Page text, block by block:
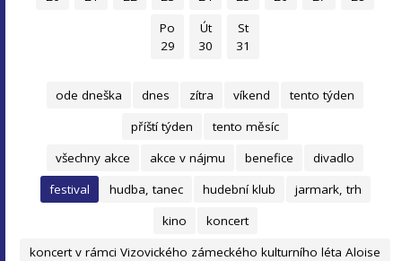
Po
29
Út
30
St
31
ode dneška dnes zítra víkend
tento týden
příští týden
tento měsíc
všechny akce
akce v nájmu benefice
divadlo
festival
hudba, tanec hudební klub
jarmark, trh
kino
koncert
koncert v rámci Vizovického zámeckého kulturního léta Aloise